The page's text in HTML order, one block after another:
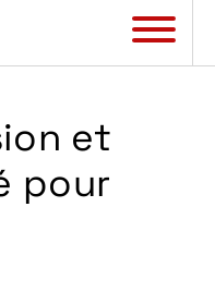
et
pour